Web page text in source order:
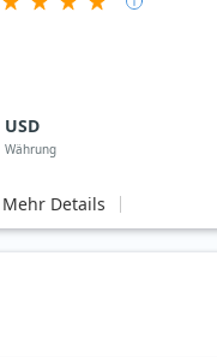
USD
Währung
Mehr Details